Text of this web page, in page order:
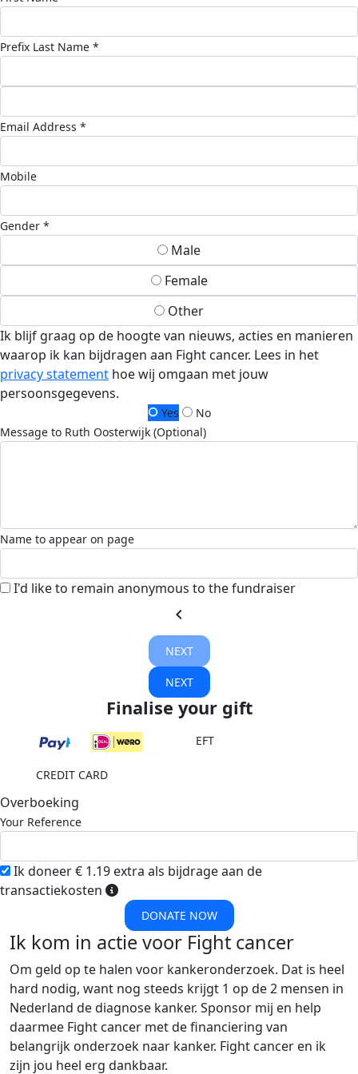
Prefix Last Name *
Email Address *
Mobile
Gender *
Male
Female
Other
Ik blijf graag op de hoogte van nieuws, acties en manieren
waarop ik kan bijdragen aan Fight cancer. Lees in het
privacy statement hoe wij omgaan met jouw
persoonsgegevens.
Yes
No
Message to Ruth Oosterwijk (Optional)
Name to appear on page
I'd like to remain anonymous to the fundraiser
chevron_left
NEXT
NEXT
Finalise your gift
EFT
CREDIT CARD
Overboeking
Your Reference
Ik doneer € 1.19 extra als bijdrage aan de
transactiekosten
DONATE NOW
Ik kom in actie voor Fight cancer
Om geld op te halen voor kankeronderzoek. Dat is heel
hard nodig, want nog steeds krijgt 1 op de 2 mensen in
Nederland de diagnose kanker. Sponsor mij en help
daarmee Fight cancer met de financiering van
belangrijk onderzoek naar kanker. Fight cancer en ik
zijn jou heel erg dankbaar.